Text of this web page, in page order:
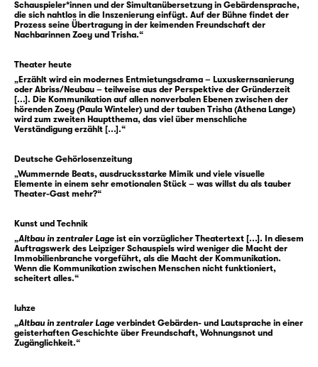
einem unermesslichen See.
Leider denkt ihr Vermieter gar nicht an eine
Gespensterbefall sieht er vielmehr als
Chance, das kontrollierte Abbrennen des
Gebäudes zu beantragen, um danach neu
bauen und teuer verkaufen zu können.
Gegen die akustischen Angriffe der
Gespenster wehrt sich Zoey deshalb mit
lautem Techno aus ihrer Musikanlage — sehr
nimmt die Gespenstermusik nicht wahr, wohl
aber die Bässe von nebenan, mitten in der
Nacht.
Leipzig erzählt
ganz alltäglichen Grauen der Krise am
Wohnungsmarkt und mischt dabei Ästhetiken
Schauspieler*innen und der Simultanübersetzung in Gebärdensprache,
die sich nahtlos in die Inszenierung einfügt. Auf der Bühne findet der
Prozess seine Übertragung in der keimenden Freundschaft der
Nachbarinnen Zoey und Trisha.“
Theater heute
„Erzählt wird ein modernes Entmietungsdrama – Luxuskernsanierung
oder Abriss/Neubau – teilweise aus der Perspektive der Gründerzeit
[...]. Die Kommunikation auf allen nonverbalen Ebenen zwischen der
hörenden Zoey (Paula Winteler) und der tauben Trisha (Athena Lange)
wird zum zweiten Hauptthema, das viel über menschliche
Verständigung erzählt [...].“
Deutsche Gehörlosenzeitung
„Wummernde Beats, ausdrucksstarke Mimik und viele visuelle
Elemente in einem sehr emotionalen Stück – was willst du als tauber
Theater-Gast mehr?“
Kunst und Technik
„Altbau in zentraler Lage ist ein vorzüglicher Theatertext [...]. In diesem
Auftragswerk des Leipziger Schauspiels wird weniger die Macht der
Immobilienbranche vorgeführt, als die Macht der Kommunikation.
Wenn die Kommunikation zwischen Menschen nicht funktioniert,
scheitert alles.“
luhze
„Altbau in zentraler Lage verbindet Gebärden- und Lautsprache in einer
geisterhaften Geschichte über Freundschaft, Wohnungsnot und
Zugänglichkeit.“